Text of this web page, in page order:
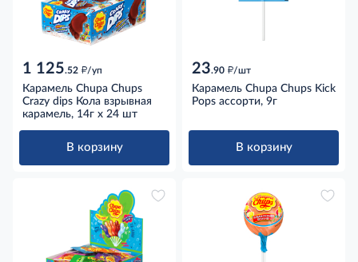
1 125.52 д/уп
Карамель Chupa Chups
Crazy dips Кола взрывная
карамель, 14г x 24 шт
В корзину
23.90 д/шт
Карамель Chupa Chups Kick
Pops ассорти, 9г
В корзину